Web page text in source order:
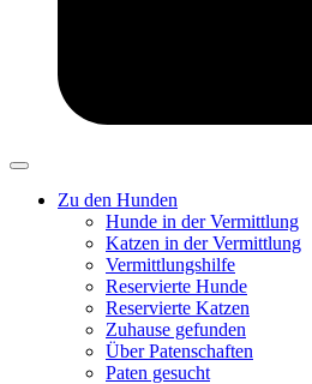
Zu den Hunden
Hunde in der Vermittlung
Katzen in der Vermittlung
Vermittlungshilfe
Reservierte Hunde
Reservierte Katzen
Zuhause gefunden
Über Patenschaften
Paten gesucht